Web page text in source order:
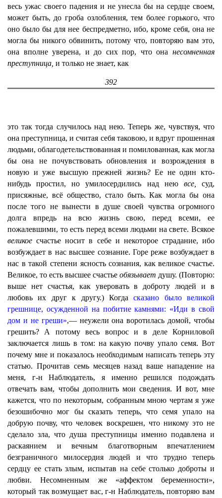
весь ужас своего падения и не унесла бы на сердце своем,
может быть, до гроба озлобления, тем более горького, что
оно было бы для нее беспредметно, ибо, кроме себя, она не
могла бы никого обвинить, потому что, повторяю вам это,
она вполне уверена, и до сих пор, что она несомненная
преступница, и только не знает, как
392
это так тогда случилось над нею. Теперь же, чувствуя, что
она преступница, и считая себя таковою, и вдруг прошенная
людьми, облагодетельствованная и помилованная, как могла
бы она не почувствовать обновления и возрождения в
новую и уже высшую прежней жизнь? Ее не один кто-
нибудь простил, но умилосердились над нею все,суд,
присяжные, всё общество, стало быть. Как могла бы она
после того не вынести в душе своей чувства огромного
долга впредь на всю жизнь свою, перед всеми, ее
пожалевшими, то есть перед всеми людьми на свете. Всякое
великоесчастье носит в себе и некоторое страдание, ибо
возбуждает в нас высшее сознание. Горе реже возбуждает в
нас в такой степени ясность сознания, как великое счастье.
Великое, то есть высшее счастье обязывает душу. (Повторю:
выше нет счастья, как уверовать в доброту людей и в
любовь их друг к другу.) Когдасказано было великой
грешнице, осужденной на побитие камнями: «Иди в свой
дом и не греши»,— неужели она воротилась домой, чтобы
грешить? А потому весь вопрос и в деле Корниловой
заключается лишь в том: на какую почву упало семя. Вот
почему мне и показалось необходимым написать теперь эту
статью. Прочитав семь месяцев назад ваше нападение на
меня, г-н Наблюдатель, я именно решился подождать
отвечать вам, чтобы дополнить мои сведения. И вот, мне
кажется, что по некоторым, собранным мною чертам я уже
безошибочно мог бы сказать теперь, что семя упало на
добрую почву, что человек воскрешен, что никому это не
сделало зла, что душа преступницы именно подавлена и
раскаянием и вечным благотворным впечатлением
безграничного милосердия людей и что трудно теперь
сердцу ее стать злым, испытав на себе столько доброты и
любви. Несомненным же «аффектом беременности»,
который так возмущает вас, г-н Наблюдатель, повторяю вам